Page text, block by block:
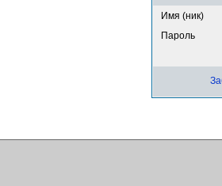
Имя (ник)
Пароль